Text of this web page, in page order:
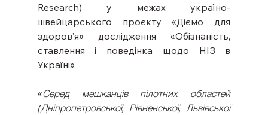
Research) у межах україно-
швейцарського проєкту «Діємо для
здоров’я» дослідження «Обізнаність,
ставлення і поведінка щодо НІЗ в
Україні».
«Серед мешканців пілотних областей
(Дніпропетровської, Рівненської, Львівської